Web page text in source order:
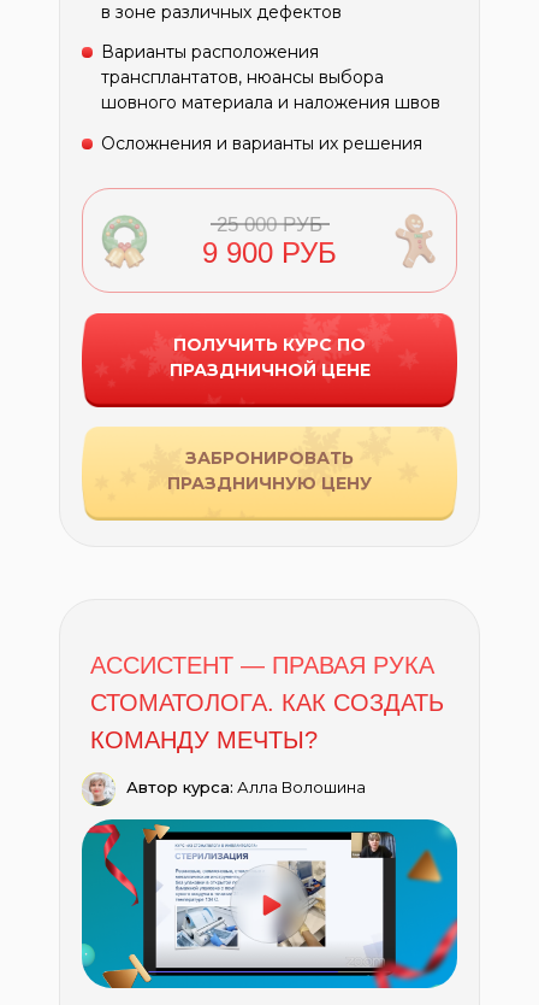
в зоне различных дефектов
Варианты расположения
трансплантатов, нюансы выбора
шовного материала и наложения швов
9 900 РУБ
25 000 РУБ
ПОЛУЧИТЬ КУРС ПО
ПРАЗДНИЧНОЙ ЦЕНЕ
ЗАБРОНИРОВАТЬ
ПРАЗДНИЧНУЮ ЦЕНУ
Осложнения и варианты их решения
АССИСТЕНТ — ПРАВАЯ РУКА
СТОМАТОЛОГА. КАК СОЗДАТЬ
КОМАНДУ МЕЧТЫ?
Автор курса: Алла Волошина